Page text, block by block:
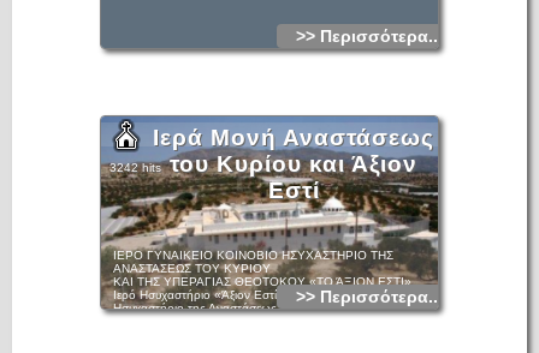
>> Περισσότερα...
Ιερά Μονή Αναστάσεως
του Κυρίου και Άξιον
Εστί
3242 hits
ΙΕΡΟ ΓΥΝΑΙΚΕΙΟ ΚΟΙΝΟΒΙΟ ΗΣΥΧΑΣΤΗΡΙΟ ΤΗΣ
ΑΝΑΣΤΑΣΕΩΣ ΤΟΥ ΚΥΡΙΟΥ
ΚΑΙ ΤΗΣ ΥΠΕΡΑΓΙΑΣ ΘΕΟΤΟΚΟΥ «ΤΟ ΆΞΙΟΝ ΕΣΤΙ»
Ιερό Ησυχαστήριο «Άξιον Εστί»: Το Γυναικείο Κοινόβιο
Ησυχαστήριο της Αναστάσεως του Σωτήρος βρίσκεται 2
>> Περισσότερα...